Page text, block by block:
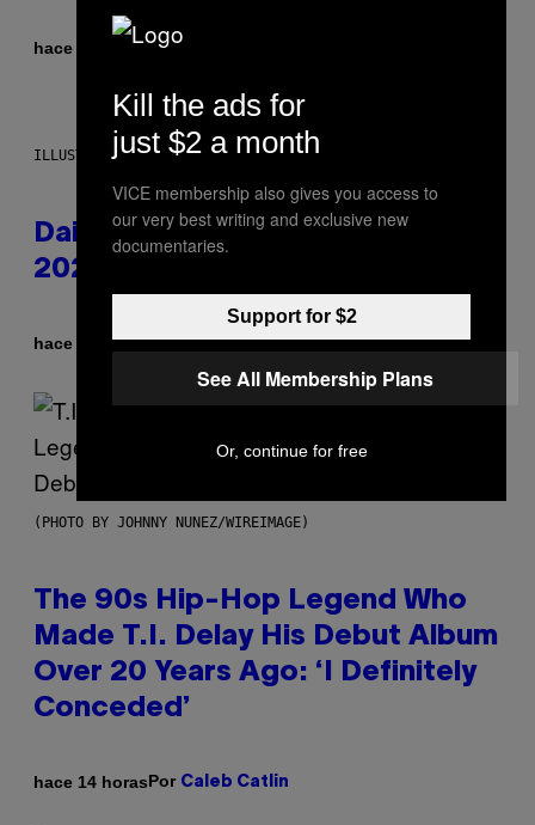
hace 1 hora PorBrent Koepp
ILLUSTRATION BY REESA.
Daily Horoscope: August 10,
2026
hace 8 horasPorAshley Fike
(PHOTO BY JOHNNY NUNEZ/WIREIMAGE)
The 90s Hip-Hop Legend Who
Made T.I. Delay His Debut Album
Over 20 Years Ago: ‘I Definitely
Conceded’
hace 14 horasPor Caleb Catlin
Kill the ads for
just $2 a month
VICE membership also gives you access to
our very best writing and exclusive new
documentaries.
Support for $2
See All Membership Plans
Or, continue for free